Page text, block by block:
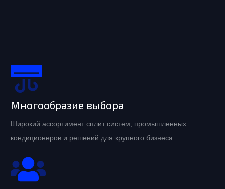
Многообразие выбора
Широкий ассортимент сплит систем, промышленных
кондиционеров и решений для крупного бизнеса.